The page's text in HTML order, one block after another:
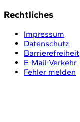
Rechtliches
Impressum
Datenschutz
Barrierefreiheit
E-Mail-Verkehr
Fehler melden